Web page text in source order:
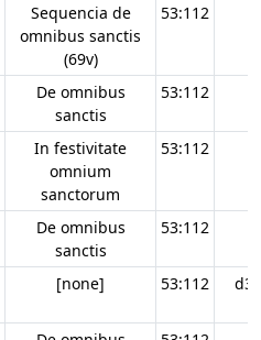
Sequencia de
omnibus sanctis
(69v)
53:112
De omnibus
sanctis
53:112
In festivitate
omnium
sanctorum
53:112
De omnibus
sanctis
53:112
[none] 53:112 d34